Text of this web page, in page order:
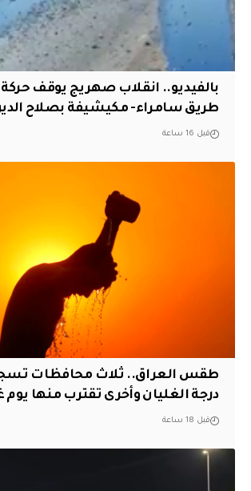
بالفيديو.. انقلاب صهريج يوقف
طريق سامراء- مكيشيفة بصلاح
قبل 16 ساعة
طقس العراق.. ثلاث محافظات
درجة الغليان وأخرى تقترب منها يوم
قبل 18 ساعة